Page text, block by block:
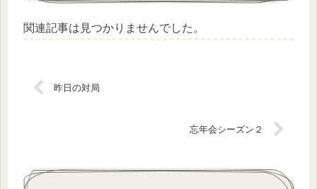
関連記事は見つかりませんでした。
昨日の対局
忘年会シーズン２